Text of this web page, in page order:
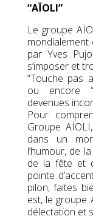
“AÏOLI”
Le groupe
par Yves
s’imposer et
“Touche pas
ou encore
devenues
Pour
Groupe
dans un
l’humour, de
de la fête et
pointe
pilon, faites
est, le groupe
délectation et